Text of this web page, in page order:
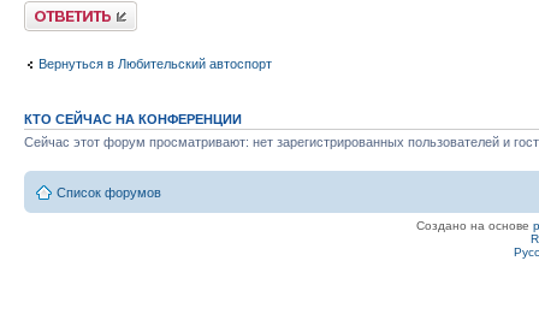
Ответить
Вернуться в Любительский автоспорт
КТО СЕЙЧАС НА КОНФЕРЕНЦИИ
Сейчас этот форум просматривают: нет зарегистрированных пользователей и
Список форумов
Создано на основе